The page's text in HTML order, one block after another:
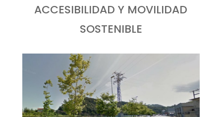
ACCESIBILIDAD Y MOVILIDAD
SOSTENIBLE